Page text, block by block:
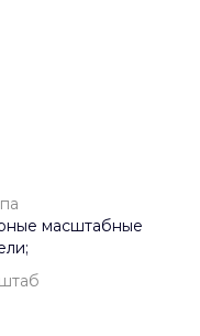
масштабные